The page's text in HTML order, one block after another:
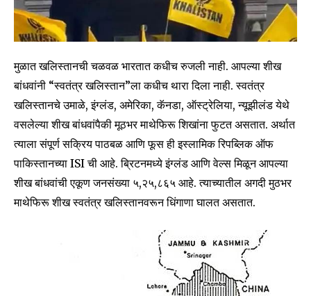
मुळात खलिस्तानची चळवळ भारतात कधीच रुजली नाही. आपल्या शीख
बांधवांनी “स्वतंत्र खलिस्तान”ला कधीच थारा दिला नाही. स्वतंत्र
खलिस्तानचे उमाळे, इंग्लंड, अमेरिका, कॅनडा, ऑस्ट्रेलिया, न्यूझीलंड येथे
वसलेल्या शीख बांधवांपैकी मूठभर माथेफिरू शिखांना फुटत असतात. अर्थात
त्याला संपूर्ण सक्रिय पाठबळ आणि फूस ही इस्लामिक रिपब्लिक ऑफ
पाकिस्तानच्या ISI ची आहे. ब्रिटनमध्ये इंग्लंड आणि वेल्स मिळून आपल्या
शीख बांधवांची एकूण जनसंख्या ५,२५,८६५ आहे. त्याच्यातील अगदी मुठभर
माथेफिरू शीख स्वतंत्र खलिस्तानवरून धिंगाणा घालत असतात.